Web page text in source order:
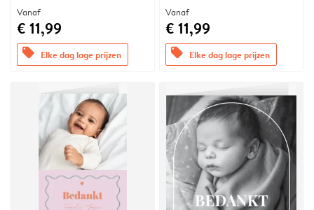
Vanaf
€ 11,99
offers Elke dag lage prijzen
Vanaf
€ 11,99
offers Elke dag lage prijzen